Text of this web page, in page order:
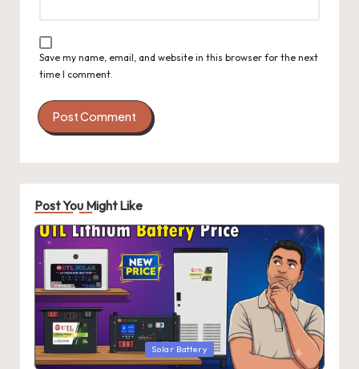
Save my name, email, and website in this browser for the next
time I comment.
Post You Might Like
Posted
in
Solar Battery